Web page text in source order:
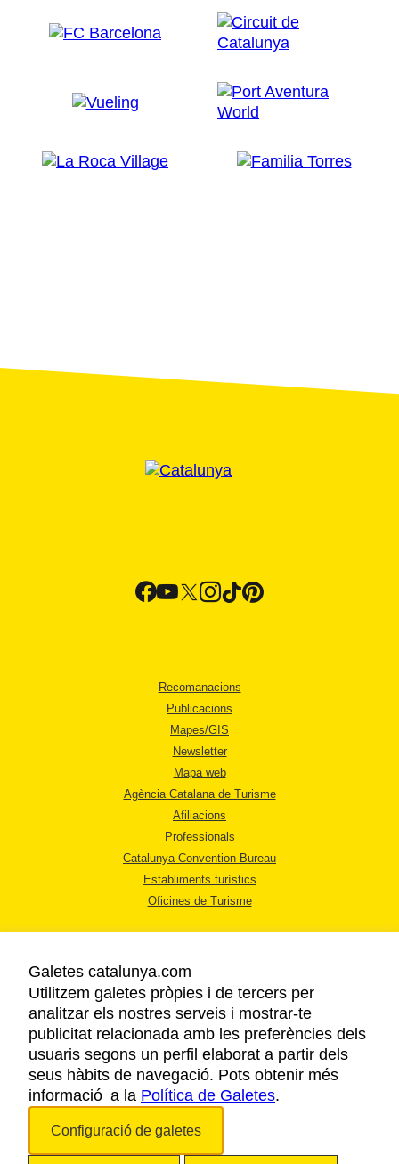
Recomanacions
Publicacions
Mapes/GIS
Newsletter
Mapa web
Agència Catalana de Turisme
Afiliacions
Professionals
Catalunya Convention Bureau
Establiments turístics
Oficines de Turisme
AVÍS LEGAL
POLÍTICA DE PRIVACITAT
COOKIES
ACCESSIBILITAT
Galetes catalunya.com
Utilitzem galetes pròpies i de tercers per
analitzar els nostres serveis i mostrar-te
publicitat relacionada amb les preferències dels
usuaris segons un perfil elaborat a partir dels
seus hàbits de navegació. Pots obtenir més
informació a la Política de Galetes.
Configuració de galetes